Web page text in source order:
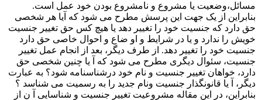
مسائل،وضعیت یا مشروع و نامشروع بودن خود عمل است.
بنابراین از یک جهت این پرسش مطرح می شود که آیا هر شخصی
حق دارد که جنسیت خود را تغییر دهد یا هیچ کس حق تغییر جنسیت
خویش را ندارد و یا در شرایط و او ضاع و احوال خاصی حق دارد
جنسیت خود را تغییر دهد. از طرف دیگر، بعد از انجام عمل تغییر
جنسیت، سئوال دیگری مطرح می شود که آ یا چنین شخصی حق
دارد، خواهان تغییر جنسیت و نام خود درشناسنامه شود؟ به عبارت
دیگر، آ یا قانونگذار جنسیت ونام جدید را به رسمیت می شناسد ؟
بنابراین، در این مقاله مشروعیت تغییر جنسیت و شناسایی آ ن از